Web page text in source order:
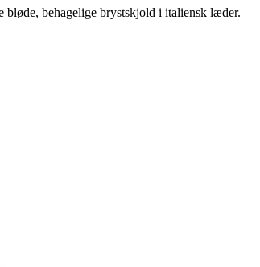
bløde, behagelige brystskjold i italiensk læder.